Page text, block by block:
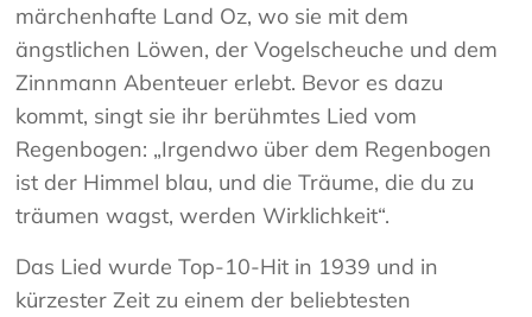
märchenhafte Land Oz, wo sie mit dem
ängstlichen Löwen, der Vogelscheuche und dem
Zinnmann Abenteuer erlebt. Bevor es dazu
kommt, singt sie ihr berühmtes Lied vom
Regenbogen: „Irgendwo über dem Regenbogen
ist der Himmel blau, und die Träume, die du zu
träumen wagst, werden Wirklichkeit“.
Das Lied wurde Top-10-Hit in 1939 und in
kürzester Zeit zu einem der beliebtesten